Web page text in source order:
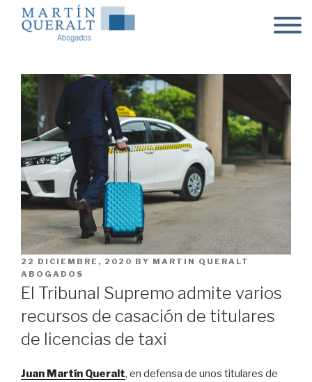
content
POSTED
ON
22 DICIEMBRE, 2020 BY MARTIN QUERALT
ABOGADOS
El Tribunal Supremo admite varios
recursos de casación de titulares
de licencias de taxi
Juan Martín Queralt, en defensa de unos titulares de